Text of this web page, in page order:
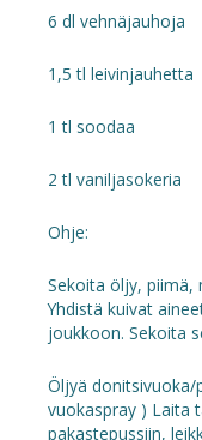
6 dl vehnäjauhoja
1,5 tl leivinjauhetta
1 tl soodaa
2 tl vaniljasokeria
Ohje:
Sekoita öljy, piimä,
Yhdistä kuivat
joukkoon. Sekoita
Öljyä donitsivuoka/
vuokaspray ) Laita
pakastepussiin,